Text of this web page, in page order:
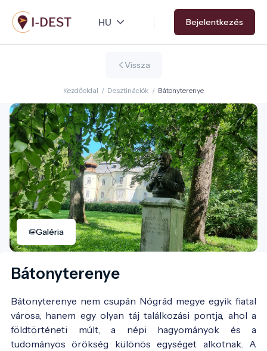
Ugrás
a
tartalomra
Bejelentkezés
Vissza
Kezdőoldal / Desztinációk / Bátonyterenye
Galéria
Bátonyterenye
Bátonyterenye nem csupán Nógrád megye egyik fiatal
városa, hanem egy olyan táj találkozási pontja, ahol a
földtörténeti múlt, a népi hagyományok és a
tudományos örökség különös egységet alkotnak. A